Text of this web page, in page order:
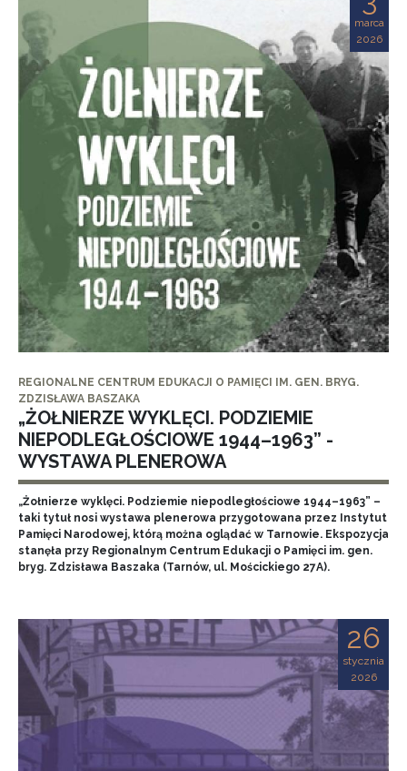
marca
2026
REGIONALNE CENTRUM EDUKACJI O PAMIĘCI IM. GEN. BRYG.
ZDZISŁAWA BASZAKA
„ŻOŁNIERZE WYKLĘCI. PODZIEMIE
NIEPODLEGŁOŚCIOWE 1944–1963” -
WYSTAWA PLENEROWA
„Żołnierze wyklęci. Podziemie niepodległościowe 1944–1963” –
taki tytuł nosi wystawa plenerowa przygotowana przez Instytut
Pamięci Narodowej, którą można oglądać w Tarnowie. Ekspozycja
stanęła przy Regionalnym Centrum Edukacji o Pamięci im. gen.
bryg. Zdzisława Baszaka (Tarnów, ul. Mościckiego 27A).
26
stycznia
2026